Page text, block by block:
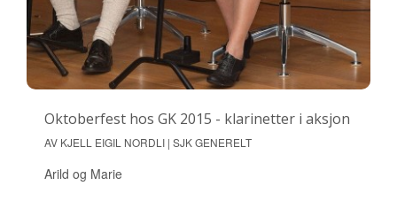
Oktoberfest hos GK 2015 - klarinetter i aksjon
AV KJELL EIGIL NORDLI | SJK GENERELT
Arild og Marie